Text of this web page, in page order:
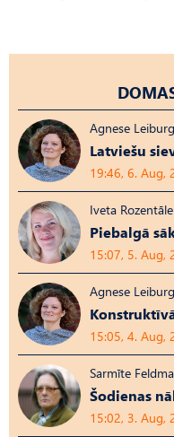
Agnese
Latviešu
19:46, 6. Aug,
Iveta Rozentāle
Piebalgā
15:07, 5. Aug,
Agnese
15:05, 4. Aug,
Sarmīte
Šodienas
15:02, 3. Aug,